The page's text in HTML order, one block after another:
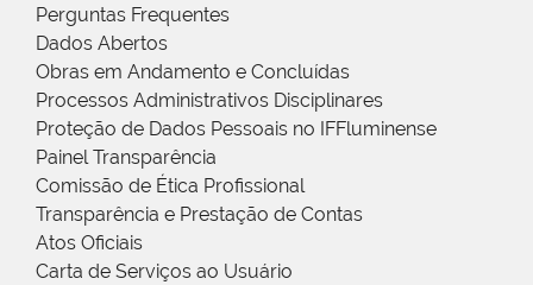
Perguntas Frequentes
Dados Abertos
Obras em Andamento e Concluídas
Processos Administrativos Disciplinares
Proteção de Dados Pessoais no IFFluminense
Painel Transparência
Comissão de Ética Profissional
Transparência e Prestação de Contas
Atos Oficiais
Carta de Serviços ao Usuário